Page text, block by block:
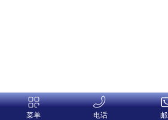
菜单 电话